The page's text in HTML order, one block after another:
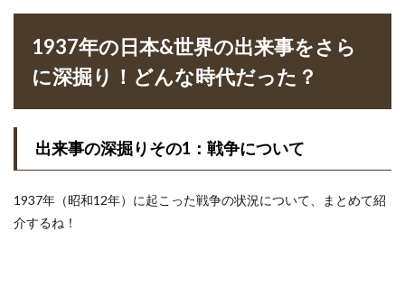
1937年の日本&世界の出来事をさら
に深掘り！どんな時代だった？
出来事の深掘りその1：戦争について
1937年（昭和12年）に起こった戦争の状況について、まとめて紹
介するね！